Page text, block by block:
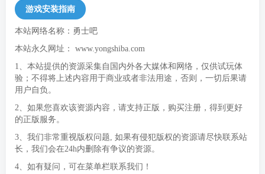
游戏安装指南
本站网络名称：勇士吧
本站永久网址： www.yongshiba.com
1、本站提供的资源采集自国内外各大媒体和网络，仅供试玩体
验；不得将上述内容用于商业或者非法用途，否则，一切后果请
用户自负。
2、如果您喜欢该资源内容，请支持正版，购买注册，得到更好
的正版服务。
3、我们非常重视版权问题, 如果有侵犯版权的资源请尽快联系站
长，我们会在24h内删除有争议的资源。
4、如有疑问，可在菜单栏联系我们！